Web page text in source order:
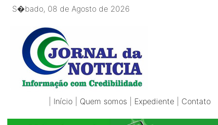
S�bado, 08 de Agosto de 2026
Início Quem somos Expediente Contato